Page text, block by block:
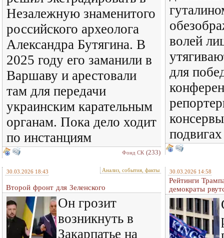
Незалежную знаменитого
российского археолога
Александра Бутягина. В
2025 году его заманили в
Варшаву и арестовали
там для передачи
украинским карательным
органам. Пока дело ходит
по инстанциям
Фонд СК (233)
волей
для
30.03.2026 18:43 Анализ, события, факты
Второй фронт для Зеленского
Он грозит
возникнуть в
Закарпатье на
30.03.2026 14:58
Рейтинги
демократы